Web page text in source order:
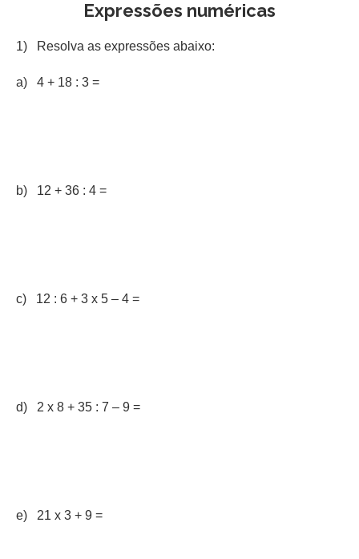
Expressões numéricas
1) Resolva as expressões abaixo:
a) 4 + 18 : 3 =
b) 12 + 36 : 4 =
c) 12 : 6 + 3 x 5 – 4 =
d) 2 x 8 + 35 : 7 – 9 =
e) 21 x 3 + 9 =